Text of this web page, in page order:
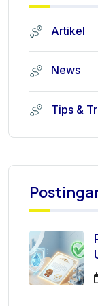
Artikel
News
Tips &